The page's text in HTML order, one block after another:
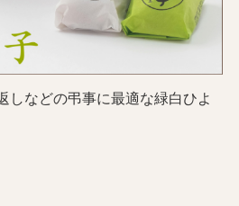
しなどの弔事に最適な緑白ひよ